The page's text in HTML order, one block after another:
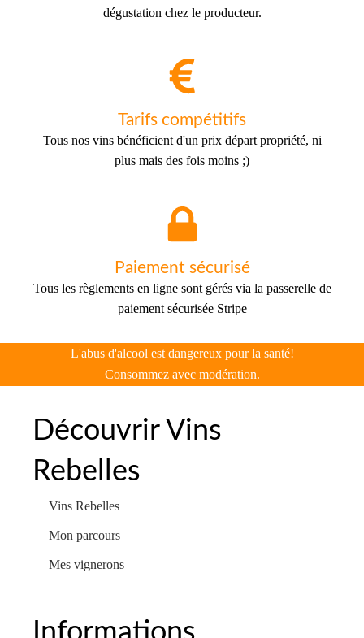
dégustation chez le producteur.
Tarifs compétitifs
Tous nos vins bénéficient d'un prix départ propriété, ni
plus mais des fois moins ;)
Paiement sécurisé
Tous les règlements en ligne sont gérés via la passerelle de
paiement sécurisée Stripe
L'abus d'alcool est dangereux pour la santé!
Consommez avec modération.
Découvrir Vins
Rebelles
Vins Rebelles
Mon parcours
Mes vignerons
Informations